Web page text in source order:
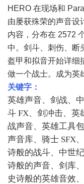
HERO 在现场和
由屡获殊荣的声音设
内容，分布在 2572
中。剑斗、刺伤、断
盔甲和拟音开始详细
做一个战士。成为英
关键字：
英雄声音、剑战、
斗 FX、剑冲击、英
战声音、英雄工具
声音库、骑士 SFX
诗般的战斗、中世
诗般的声音、剑库
史诗般的英雄音效